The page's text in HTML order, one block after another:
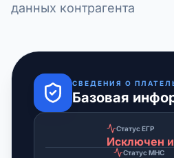
данных контрагента
СВЕДЕНИЯ О
Базовая
Статус ЕГР
Исключен
Статус МНС